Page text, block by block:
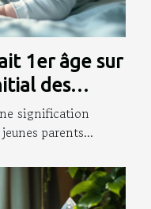
1er âge sur
des
signification
parents...